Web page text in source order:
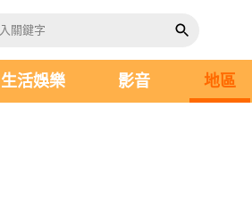
生活娛樂 影音 地區